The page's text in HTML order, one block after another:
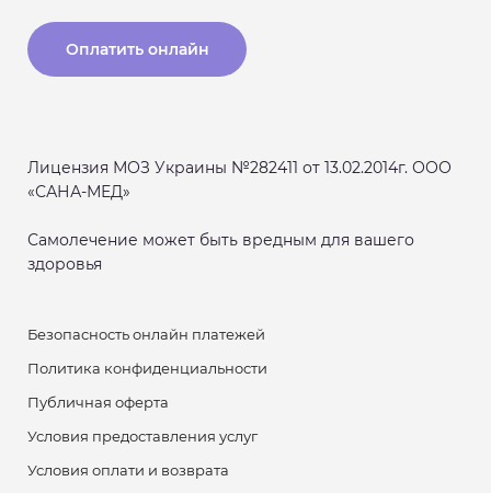
Оплатить онлайн
Лицензия МОЗ Украины №282411 от 13.02.2014г. ООО
«САНА-МЕД»
Самолечение может быть вредным для вашего
здоровья
Безопасность онлайн платежей
Политика конфиденциальности
Публичная оферта
Условия предоставления услуг
Условия оплати и возврата